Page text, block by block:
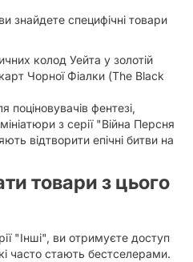
знайдете специфічні товари
колод Уейта у золотій
Чорної Фіалки (The Black
поціновувачів фентезі,
з серії "Війна Персня
відтворити епічні битви на
товари з цього
"Інші", ви отримуєте доступ
часто стають бестселерами.